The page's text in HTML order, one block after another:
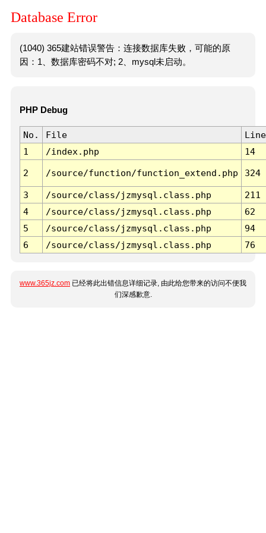
Database Error
(1040) 365建站错误警告：连接数据库失败，可能的原
因：1、数据库密码不对; 2、mysql未启动。
PHP Debug
No. File
Line
1
/index.php 14
2 /source/function/function_extend.php 324
3 /source/class/jzmysql.class.php
211
4
/source/class/jzmysql.class.php
62
5
/source/class/jzmysql.class.php
94
6
/source/class/jzmysql.class.php 76
www.365jz.com 已经将此出错信息详细记录, 由此给您带来的访问不便我
们深感歉意.